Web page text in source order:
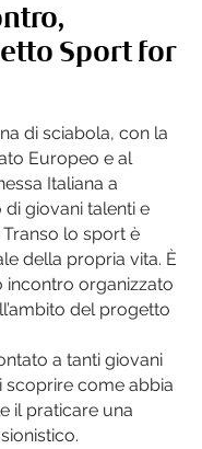
Sport for
di sciabola, con la
Europeo e al
Italiana a
giovani talenti e
lo sport è
della propria vita. È
incontro organizzato
del progetto
a tanti giovani
scoprire come abbia
il praticare una